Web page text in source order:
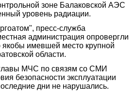
зоне Балаковской АЭС
уровень радиации.
пресс-служба
администрация опровергли
якобы имевшей место крупной
области.
главы МЧС по связям со СМИ
безопасности эксплуатации
дни не нарушались.